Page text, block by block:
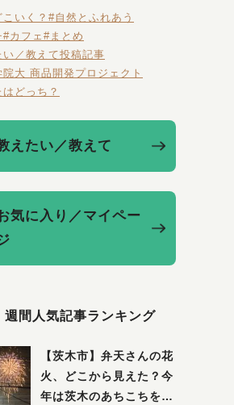
いく？ #自然とふれあう
#カフェ #まとめ
い／教えて投稿記事
大 商品開発プロジェクト
どっち？
えたい／教えて
気に入り／マイペー
週間人気記事ランキング
【茨木市】弁天さんの花
火、どこから見えた？今
年は茨木のあちこちを巡